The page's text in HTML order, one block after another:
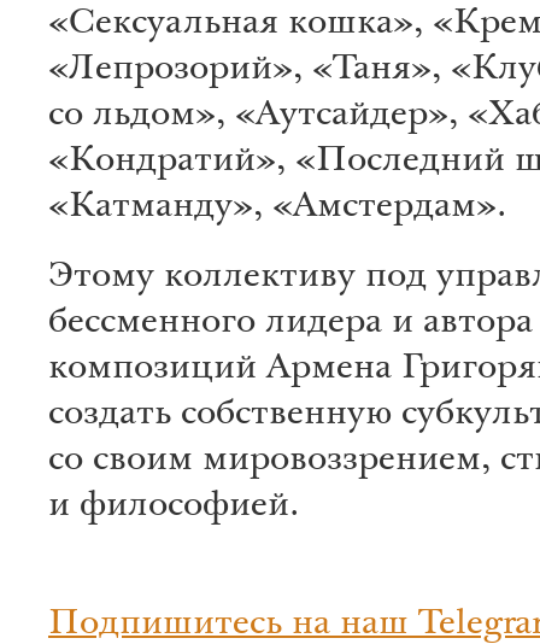
«Сексуальная кошка»,
«Лепрозорий», «Таня»,
со льдом», «Аутсайдер»,
«Кондратий», «Последний
«Катманду», «Амстердам».
Этому коллективу под
бессменного лидера и автора
композиций Армена
создать собственную
со своим мировоззрением,
и философией.
Подпишитесь на наш